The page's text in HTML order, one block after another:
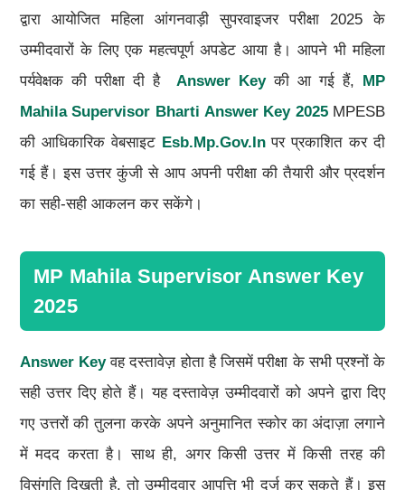
द्वारा आयोजित महिला आंगनवाड़ी सुपरवाइजर परीक्षा 2025 के
उम्मीदवारों के लिए एक महत्वपूर्ण अपडेट आया है। आपने भी महिला
पर्यवेक्षक की परीक्षा दी है Answer Keyकी आ गई हैं, MP
Mahila Supervisor Bharti Answer Key 2025MPESB
की आधिकारिक वेबसाइट Esb.mp.gov.inपर प्रकाशित कर दी
गई हैं। इस उत्तर कुंजी से आप अपनी परीक्षा की तैयारी और प्रदर्शन
का सही-सही आकलन कर सकेंगे।
MP Mahila Supervisor Answer Key
2025
Answer Keyवह दस्तावेज़ होता है जिसमें परीक्षा के सभी प्रश्नों के
सही उत्तर दिए होते हैं। यह दस्तावेज़ उम्मीदवारों को अपने द्वारा दिए
गए उत्तरों की तुलना करके अपने अनुमानित स्कोर का अंदाज़ा लगाने
में मदद करता है। साथ ही, अगर किसी उत्तर में किसी तरह की
विसंगति दिखती है, तो उम्मीदवार आपत्ति भी दर्ज कर सकते हैं। इस